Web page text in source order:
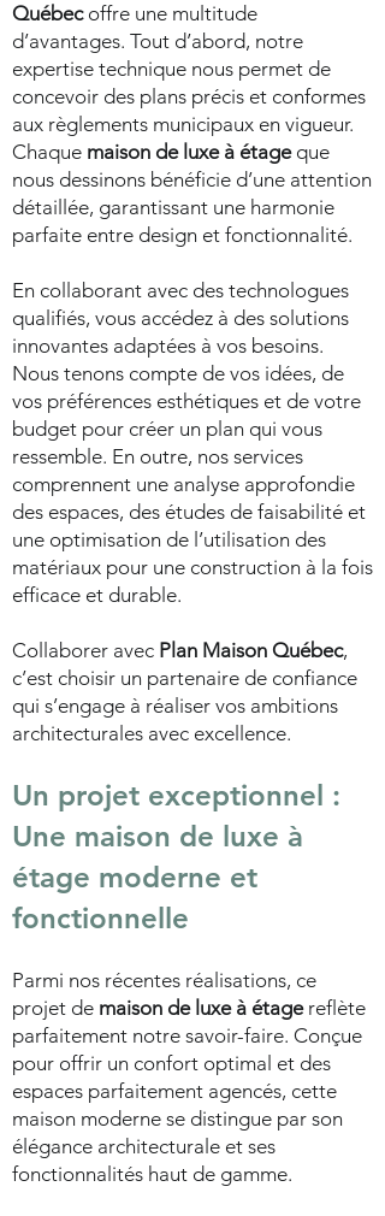
Québecoffre une multitude
d’avantages. Tout d’abord, notre
expertise technique nous permet de
concevoir des plans précis et conformes
aux règlements municipaux en vigueur.
Chaque maison de luxe à étageque
nous dessinons bénéficie d’une attention
détaillée, garantissant une harmonie
parfaite entre design et fonctionnalité.
En collaborant avec des technologues
qualifiés, vous accédez à des solutions
innovantes adaptées à vos besoins.
Nous tenons compte de vos idées, de
vos préférences esthétiques et de votre
budget pour créer un plan qui vous
ressemble. En outre, nos services
comprennent une analyse approfondie
des espaces, des études de faisabilité et
une optimisation de l’utilisation des
matériaux pour une construction à la fois
efficace et durable.
Collaborer avec Plan Maison Québec,
c’est choisir un partenaire de confiance
qui s’engage à réaliser vos ambitions
architecturales avec excellence.
Un projet exceptionnel :
Une maison de luxe à
étage moderne et
fonctionnelle
Parmi nos récentes réalisations, ce
projet de maison de luxe à étagereflète
parfaitement notre savoir-faire. Conçue
pour offrir un confort optimal et des
espaces parfaitement agencés, cette
maison moderne se distingue par son
élégance architecturale et ses
fonctionnalités haut de gamme.